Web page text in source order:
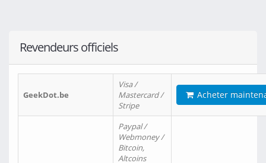
Revendeurs officiels
GeekDot.be
Visa /
Mastercard /
Stripe
Acheter
Paypal /
Webmoney /
Bitcoin,
Altcoins